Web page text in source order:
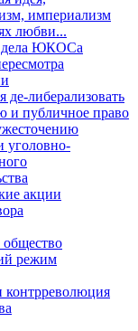
империализм
любви...
дела ЮКОСа
де-либерализовать
и публичное право
уголовно-
акции
общество
режим
контрреволюция